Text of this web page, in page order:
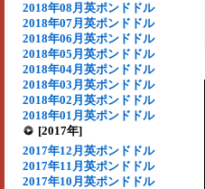
2018年08月英ポンドドル
2018年07月英ポンドドル
2018年06月英ポンドドル
2018年05月英ポンドドル
2018年04月英ポンドドル
2018年03月英ポンドドル
2018年02月英ポンドドル
2018年01月英ポンドドル
[2017年]
2017年12月英ポンドドル
2017年11月英ポンドドル
2017年10月英ポンドドル